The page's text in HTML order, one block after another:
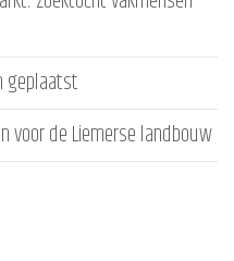
geplaatst
voor de Liemerse landbouw